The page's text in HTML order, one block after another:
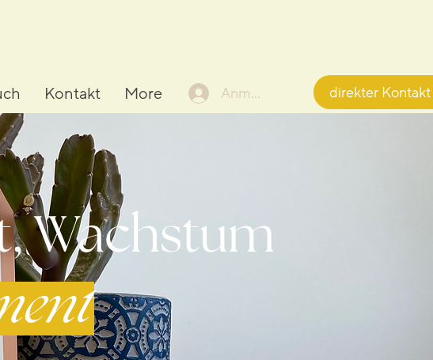
Kontakt More Anmelden direkter Kontakt
Wachstum